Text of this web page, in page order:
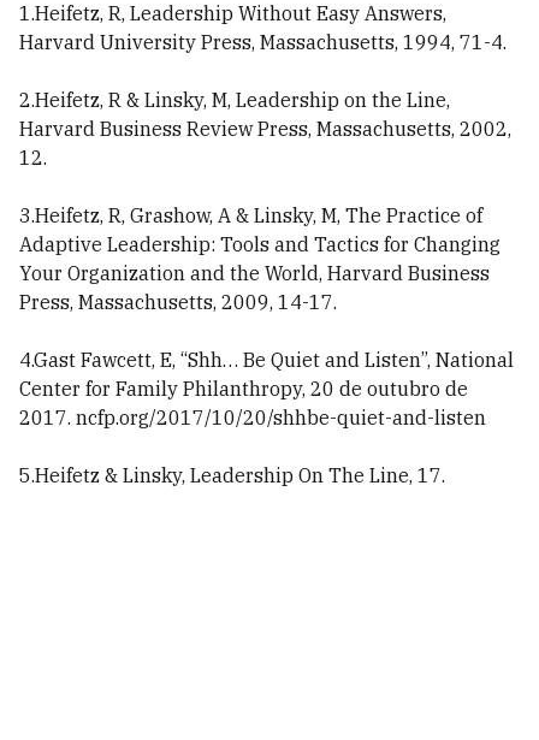
1.Heifetz, R, Leadership Without Easy Answers,
Harvard University Press, Massachusetts, 1994, 71-4.
2.Heifetz, R & Linsky, M, Leadership on the Line,
Harvard Business Review Press, Massachusetts, 2002,
12.
3.Heifetz, R, Grashow, A & Linsky, M, The Practice of
Adaptive Leadership: Tools and Tactics for Changing
Your Organization and the World, Harvard Business
Press, Massachusetts, 2009, 14-17.
4.Gast Fawcett, E, “Shh… Be Quiet and Listen”, National
Center for Family Philanthropy, 20 de outubro de
2017. ncfp.org/2017/10/20/shhbe-quiet-and-listen
5.Heifetz & Linsky, Leadership On The Line, 17.